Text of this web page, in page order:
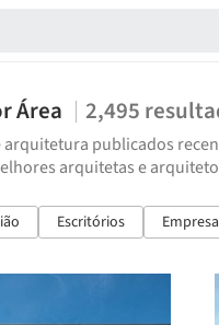
Área 2,495
publicados
arquitetas e
Escritórios